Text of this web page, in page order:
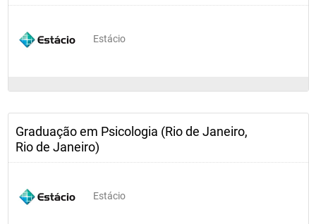
Estácio
Graduação em Psicologia (Rio de Janeiro,
Rio de Janeiro)
Estácio